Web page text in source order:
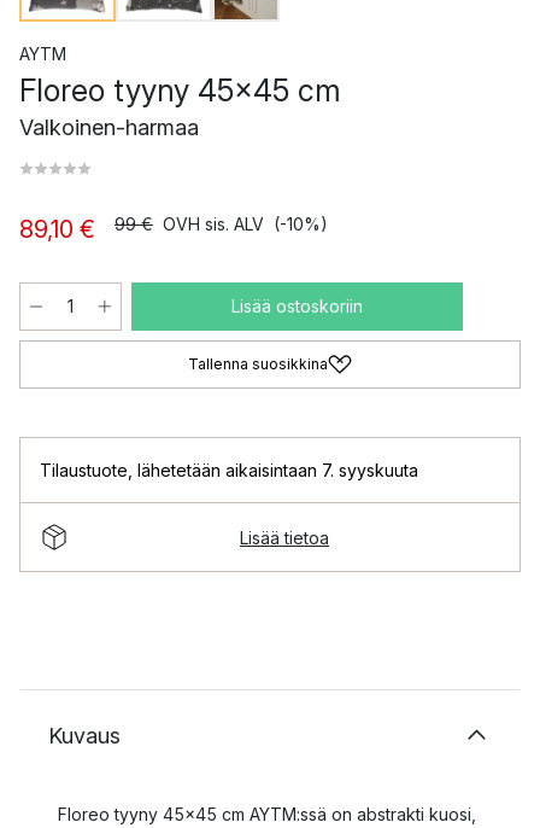
AYTM
Floreo tyyny 45x45 cm
Valkoinen-harmaa
89,10 € 99 € OVH sis. ALV (-10%)
Lisää ostoskoriin
Tallenna suosikkina
Tilaustuote lähetetään aikaisintaan 7. syyskuuta
Lisää tietoa
Kuvaus
Floreo tyyny 45x45 cm AYTM:ssä on abstrakti kuosi,